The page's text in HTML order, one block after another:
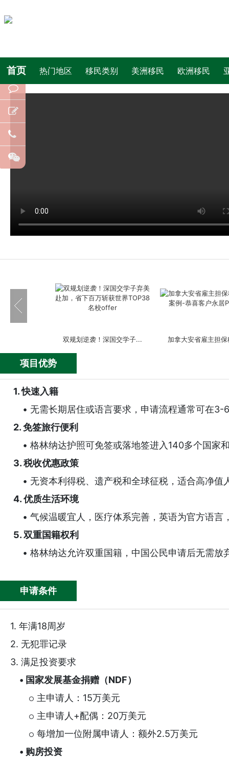
首页 热门地区 移民类别 美洲移民 欧洲移民
双规划逆袭！深国交学子... 加拿大安省雇主担
英国签证成功案例-嘉诚助...
马耳他永居成功案例-恭喜...
项目优势
1. 快速入籍
• 无需长期居住或语言要求，申请流程通常可在3-
2. 免签旅行便利
• 格林纳达护照可免签或落地签进入140多个国家
3. 税收优惠政策
• 无资本利得税、遗产税和全球征税，适合高净值
4. 优质生活环境
• 气候温暖宜人，医疗体系完善，英语为官方语言
5. 双重国籍权利
• 格林纳达允许双重国籍，中国公民申请后无需放
申请条件
1. 年满18周岁
2. 无犯罪记录
3. 满足投资要求
• 国家发展基金捐赠（NDF）
○ 主申请人：15万美元
○ 主申请人+配偶：20万美元
○ 每增加一位附属申请人：额外2.5万美元
• 购房投资